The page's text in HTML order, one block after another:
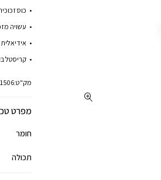
כוס
עשויה
קריסטל
מק"ט:
מפרט
חומר
תכולה